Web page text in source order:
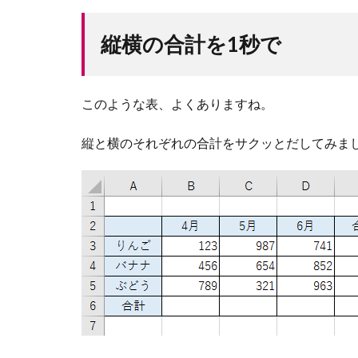
縦横の合計を1秒で
このような表、よくありますね。
縦と横のそれぞれの合計をサクッとだしてみま